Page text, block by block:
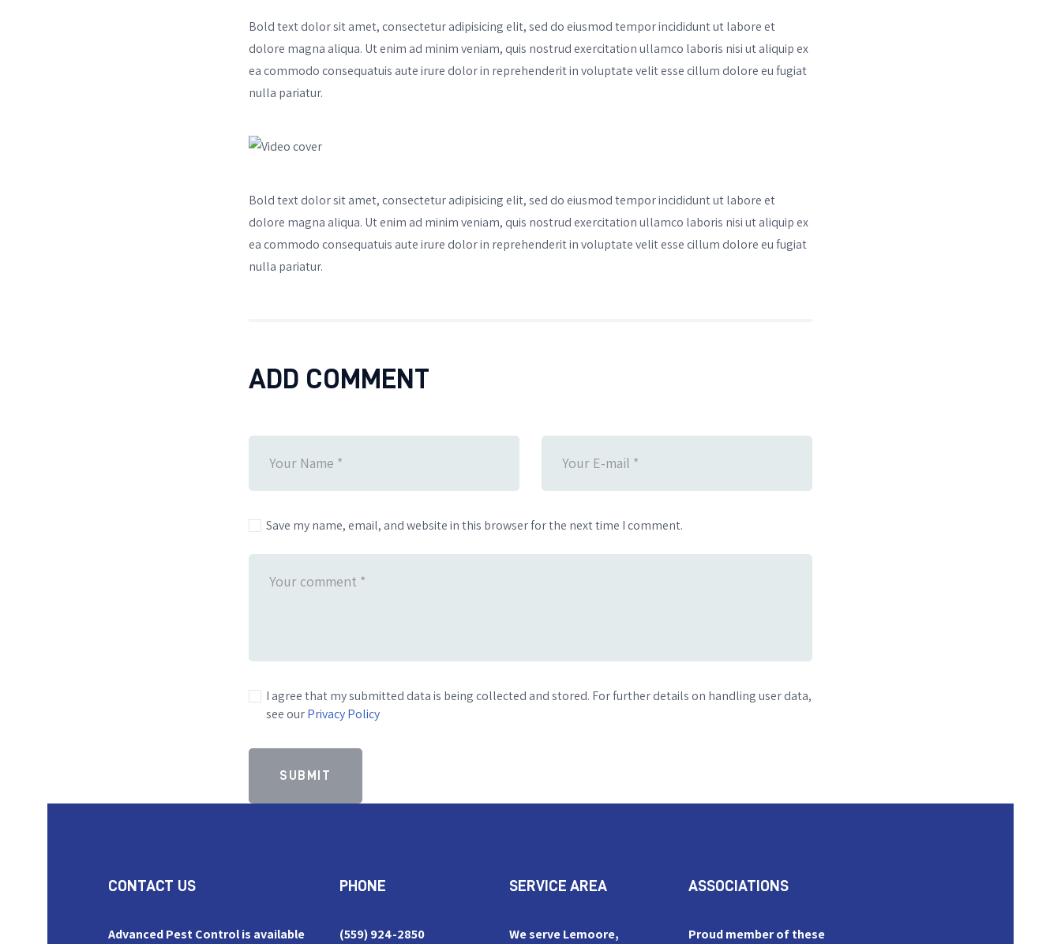
Bold text dolor sit amet, consectetur adipisicing elit, sed do eiusmod tempor incididunt ut labore et
dolore magna aliqua. Ut enim ad minim veniam, quis nostrud exercitation ullamco laboris nisi ut aliquip ex
ea commodo consequatuis aute irure dolor in reprehenderit in voluptate velit esse cillum dolore eu fugiat
nulla pariatur.
Bold text dolor sit amet, consectetur adipisicing elit, sed do eiusmod tempor incididunt ut labore et
dolore magna aliqua. Ut enim ad minim veniam, quis nostrud exercitation ullamco laboris nisi ut aliquip ex
ea commodo consequatuis aute irure dolor in reprehenderit in voluptate velit esse cillum dolore eu fugiat
nulla pariatur.
ADD COMMENT
Save my name, email, and website in this browser for the next time I comment.
I agree that my submitted data is being collected and stored. For further details on handling user data,
see our Privacy Policy
CONTACT US
Advanced Pest Control is available
PHONE
(559) 924-2850
SERVICE AREA
We serve Lemoore,
ASSOCIATIONS
Proud member of these